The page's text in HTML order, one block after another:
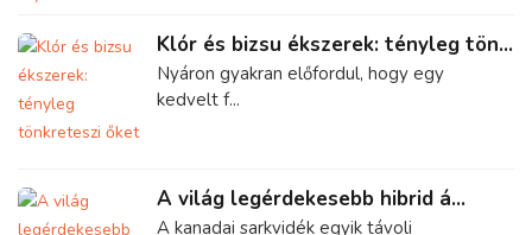
Klór és bizsu ékszerek: tényleg tön...
Nyáron gyakran előfordul, hogy egy
kedvelt f...
A világ legérdekesebb hibrid á...
A kanadai sarkvidék egyik távoli